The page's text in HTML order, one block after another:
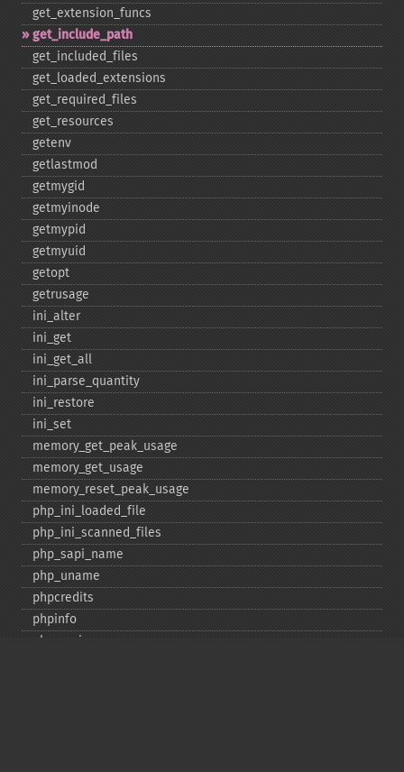
get_​extension_​funcs
get_​include_​path
get_​included_​files
get_​loaded_​extensions
get_​required_​files
get_​resources
getenv
getlastmod
getmygid
getmyinode
getmypid
getmyuid
getopt
getrusage
ini_​alter
ini_​get
ini_​get_​all
ini_​parse_​quantity
ini_​restore
ini_​set
memory_​get_​peak_​usage
memory_​get_​usage
memory_​reset_​peak_​usage
php_​ini_​loaded_​file
php_​ini_​scanned_​files
php_​sapi_​name
php_​uname
phpcredits
phpinfo
phpversion